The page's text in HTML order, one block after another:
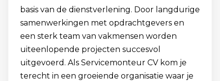
basis van de dienstverlening. Door langdurige
samenwerkingen met opdrachtgevers en
een sterk team van vakmensen worden
uiteenlopende projecten succesvol
uitgevoerd. Als Servicemonteur CV kom je
terecht in een groeiende organisatie waar je